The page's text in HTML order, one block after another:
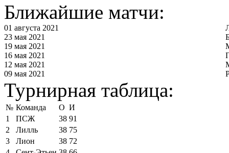
Ближайшие матчи:
01 августа 2021
23 мая 2021
19 мая 2021
16 мая 2021
12 мая 2021
09 мая 2021
Турнирная таблица:
№ Команда О И
1
ПСЖ 38 91
2
Лилль 38 75
3
Лион 38 72